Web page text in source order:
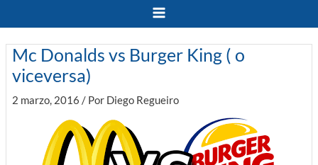
Main
Menu
Mc Donalds vs Burger King ( o
viceversa)
2 marzo, 2016 / Por Diego Regueiro